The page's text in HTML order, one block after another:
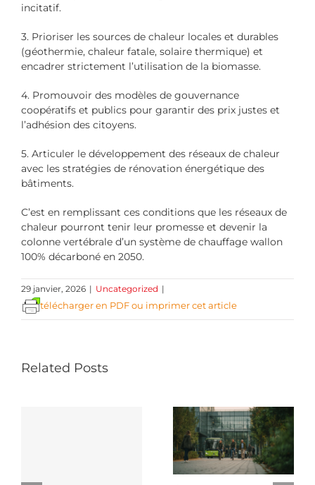
incitatif.
3. Prioriser les sources de chaleur locales et durables
(géothermie, chaleur fatale, solaire thermique) et
encadrer strictement l’utilisation de la biomasse.
4. Promouvoir des modèles de gouvernance
coopératifs et publics pour garantir des prix justes et
l’adhésion des citoyens.
5. Articuler le développement des réseaux de chaleur
avec les stratégies de rénovation énergétique des
bâtiments.
C’est en remplissant ces conditions que les réseaux de
chaleur pourront tenir leur promesse et devenir la
colonne vertébrale d’un système de chauffage wallon
100% décarboné en 2050.
29 janvier, 2026 | Uncategorized |
télécharger en PDF ou imprimer cet article
Related Posts